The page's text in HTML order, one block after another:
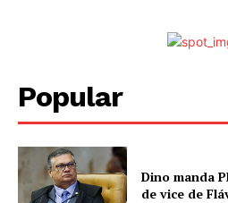
Popular
Dino manda
de vice de